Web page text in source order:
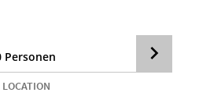
Personen